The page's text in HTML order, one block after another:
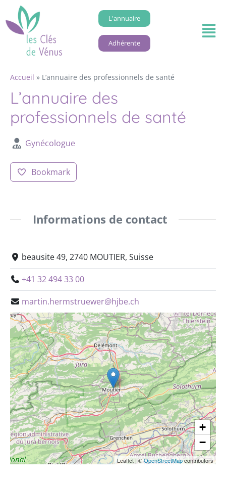
L'annuaire
Adhérente
Accueil » L’annuaire des professionnels de santé
L’annuaire des
professionnels de santé
Gynécologue
Bookmark
Informations de contact
beausite 49, 2740 MOUTIER, Suisse
+41 32 494 33 00
martin.hermstruewer@hjbe.ch
+
−
Leaflet |©OpenStreetMapcontributors